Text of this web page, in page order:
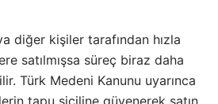
diğer kişiler tarafından hızla
satılmışsa süreç biraz daha
Türk Medeni Kanunu uyarınca